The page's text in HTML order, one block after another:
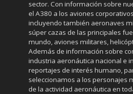
sector. Con información sobre
el A380 a los aviones
incluyendo también aeronaves
súper cazas de las principales
mundo, aviones militares,
Además de información sobre
industria aeronáutica nacional e
reportajes de interés humano,
seleccionamos a los personajes
de la actividad aeronáutica en